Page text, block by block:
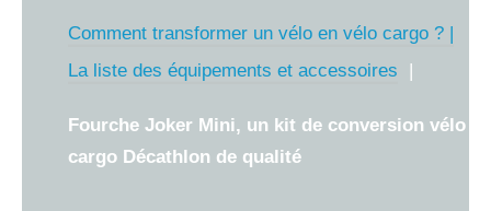
Comment transformer un vélo en vélo cargo ? |
La liste des équipements et accessoires
Fourche Joker Mini, un kit de conversion vélo
cargo Décathlon de qualité